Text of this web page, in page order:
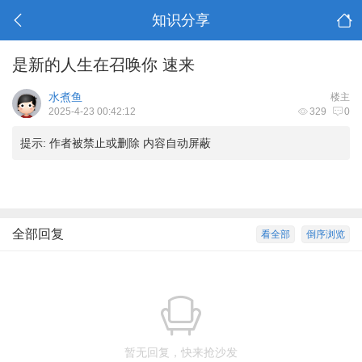
知识分享
是新的人生在召唤你 速来
楼主
水煮鱼
329 0
2025-4-23 00:42:12
提示: 作者被禁止或删除 内容自动屏蔽
倒序浏览
看全部
全部回复
暂无回复，快来抢沙发